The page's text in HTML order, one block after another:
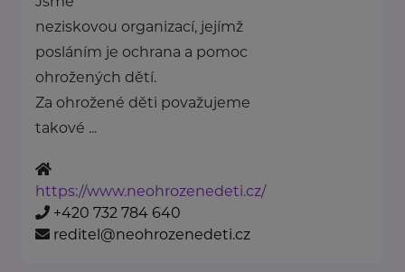
neziskovou organizací, jejímž
posláním je ochrana a pomoc
ohrožených dětí.
Za ohrožené děti považujeme
takové ...
https://www.neohrozenedeti.cz/
+420 732 784 640
reditel@neohrozenedeti.cz